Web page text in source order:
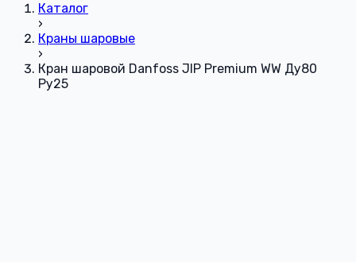
Каталог
›
Краны шаровые
›
Кран шаровой Danfoss JIP Premium WW Ду80
Ру25